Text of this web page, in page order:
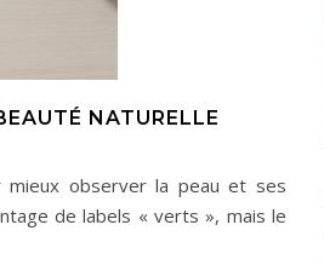
NATURELLE
mieux observer la peau et ses
de labels « verts », mais le